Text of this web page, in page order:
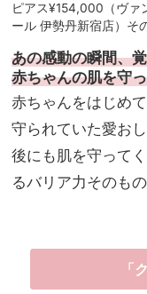
ピアス¥154,000（ヴァ
ール 伊勢丹新宿店）そ
あの感動の瞬間、
赤ちゃんの肌を守
赤ちゃんをはじめ
守られていた愛お
後にも肌を守って
るバリア力そのもの
「